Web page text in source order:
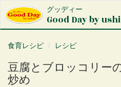
イ
グッディー
Good Day by
食育レシピ
レシピ
豆腐とブロッコリー
炒め